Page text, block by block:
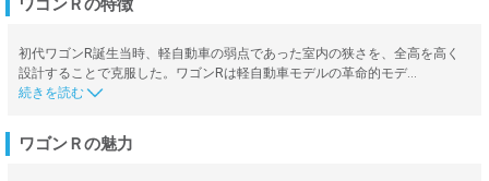
ワゴンＲの特徴
初代ワゴンR誕生当時、軽自動車の弱点であった室内の狭さを、全高を高く
設計することで克服した。ワゴンRは軽自動車モデルの革命的モデ…
ワゴンＲの魅力